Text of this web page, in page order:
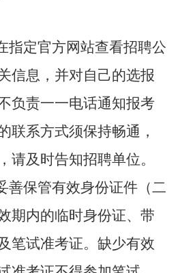
指定官方网站查看招聘公
信息，并对自己的选报
负责一一电话通知报考
联系方式须保持畅通，
请及时告知招聘单位。
善保管有效身份证件（二
期内的临时身份证、带
笔试准考证。缺少有效